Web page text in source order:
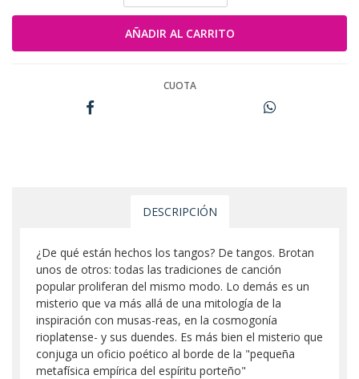
CUOTA
DESCRIPCIÓN
¿De qué están hechos los tangos? De tangos. Brotan
unos de otros: todas las tradiciones de canción
popular proliferan del mismo modo. Lo demás es un
misterio que va más allá de una mitología de la
inspiración con musas-reas, en la cosmogonía
rioplatense- y sus duendes. Es más bien el misterio que
conjuga un oficio poético al borde de la "pequeña
metafísica empírica del espíritu porteño"